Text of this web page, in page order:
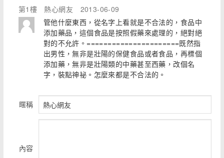
第1樓 熱心網友
2013-06-09
管他什麼東西，從名字上看就是不合法的，食品中
添加藥品，這個食品是按照假藥來處理的，絕對絕
對的不允許。======================既然指
出男性，無非是壯陽的保健食品或者食品，再標個
添加藥，無非是壯陽類的中藥甚至西藥，改個名
字，裝點神祕。怎麼來都是不合法的。
暱稱
內容